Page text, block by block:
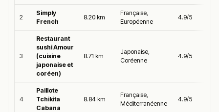
2
Simply
French
8.20 km
Française,
Européenne
4.9/5
3
Restaurant
sushi Amour
(cuisine
japonaise et
coréen)
8.71 km
Japonaise,
Coréenne
4.9/5
4
Paillote
Tchikita
Cabana
8.84 km
Française,
Méditerranéenne
4.9/5